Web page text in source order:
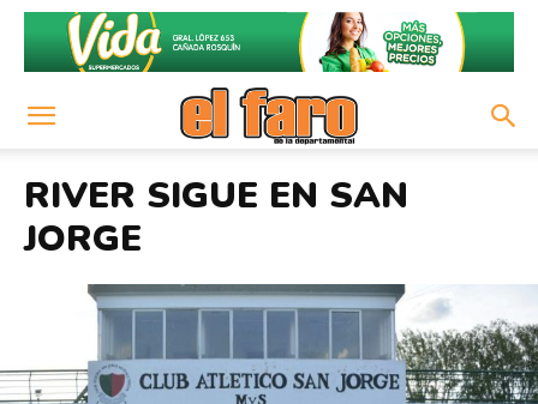
RIVER SIGUE EN SAN
JORGE